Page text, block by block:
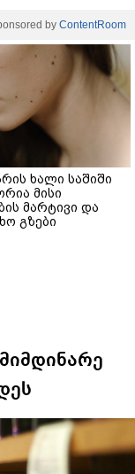
by ContentRoom
ხალი საშიში
მისი
მარტივი და
გზები